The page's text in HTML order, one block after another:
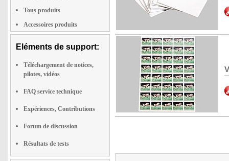
Tous produits
Accessoires produits
Eléments de support:
Téléchargement de notices,
pilotes, vidéos
FAQ service technique
Expériences, Contributions
Forum de discussion
Résultats de tests